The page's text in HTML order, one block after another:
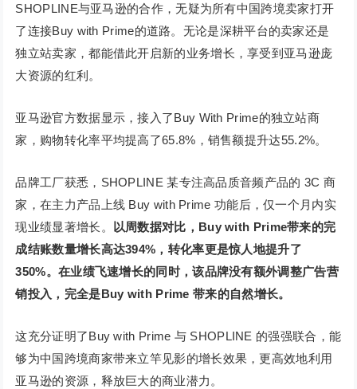
SHOPLINE与亚马逊的合作，无疑为所有中国跨境卖家打开
了连接Buy with Prime的道路。无论是深耕平台的卖家还是
独立站卖家，都能借此开启新的业务增长，享受到亚马逊庞
大资源的红利。
亚马逊官方数据显示，接入了Buy With Prime的独立站商
家，购物转化率平均提高了65.8%，销售额提升达55.2%。
品牌工厂获悉，SHOPLINE 某专注高品质音频产品的 3C 商
家，在主力产品上线 Buy with Prime 功能后，仅一个月内实
现业绩显著增长。
以周数据对比，Buy with Prime带来的完
成结账数量增长高达394%，转化率更是惊人地提升了
350%。在业绩飞速增长的同时，该品牌没有额外调整广告营
销投入，完全是Buy with Prime 带来的自然增长。
这充分证明了Buy with Prime 与 SHOPLINE 的强强联合，能
够为中国跨境商家带来立竿见影的增长效果，更高效地利用
亚马逊的资源，释放巨大的商业潜力。